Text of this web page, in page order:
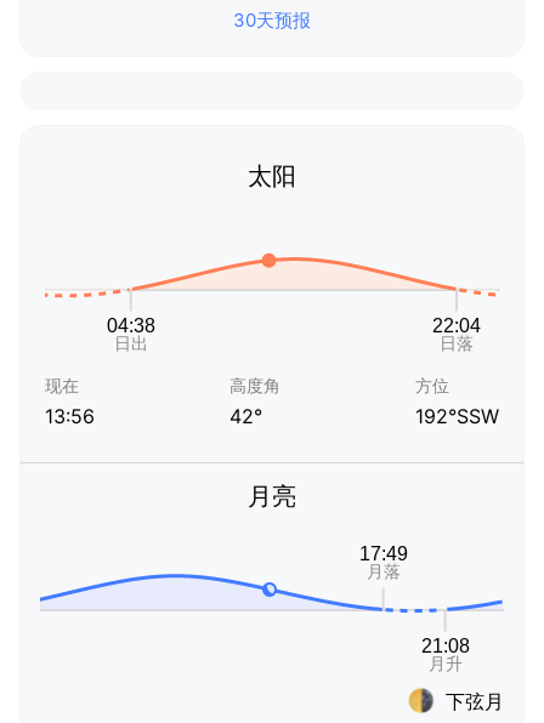
30天预报
太阳
现在
13:56
高度角
42°
方位
192°SSW
月亮
下弦月